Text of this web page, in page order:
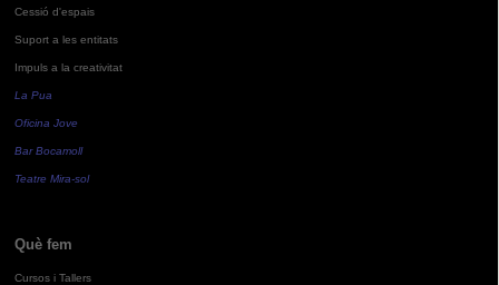
Cessió d'espais
Suport a les entitats
Impuls a la creativitat
La Pua
Oficina Jove
Bar Bocamoll
Teatre Mira-sol
Què fem
Cursos i Tallers